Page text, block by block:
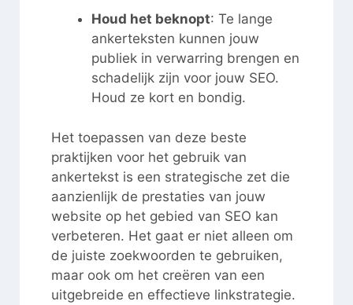
Houd het beknopt: Te lange
ankerteksten kunnen jouw
publiek in verwarring brengen en
schadelijk zijn voor jouw SEO.
Houd ze kort en bondig.
Het toepassen van deze beste
praktijken voor het gebruik van
ankertekst is een strategische zet die
aanzienlijk de prestaties van jouw
website op het gebied van SEO kan
verbeteren. Het gaat er niet alleen om
de juiste zoekwoorden te gebruiken,
maar ook om het creëren van een
uitgebreide en effectieve linkstrategie.